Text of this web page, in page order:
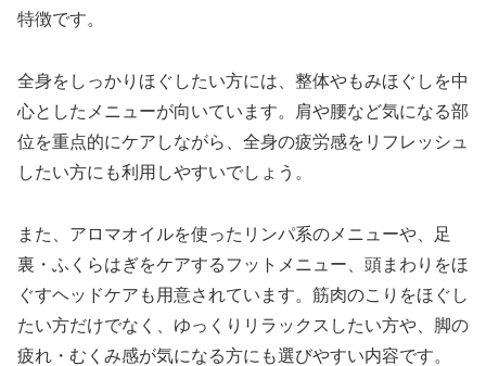
特徴です。
全身をしっかりほぐしたい方には、整体やもみほぐしを中
心としたメニューが向いています。肩や腰など気になる部
位を重点的にケアしながら、全身の疲労感をリフレッシュ
したい方にも利用しやすいでしょう。
また、アロマオイルを使ったリンパ系のメニューや、足
裏・ふくらはぎをケアするフットメニュー、頭まわりをほ
ぐすヘッドケアも用意されています。筋肉のこりをほぐし
たい方だけでなく、ゆっくりリラックスしたい方や、脚の
疲れ・むくみ感が気になる方にも選びやすい内容です。